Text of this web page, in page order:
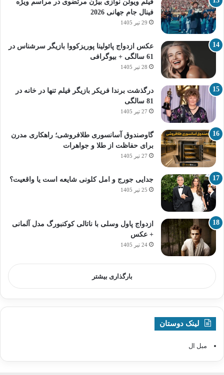
فیلم ویولن نوازی بیژن مرتضوی در مراسم ویژه
فینال جام جهانی 2026
29 تیر 1405
عکس ازدواج پائولینا پوریزکووا بازیگر سرشناس در
61 سالگی + بیوگرافی
28 تیر 1405
درگذشت برندا فریکر بازیگر فیلم تنها در خانه در
81 سالگی
27 تیر 1405
گاوصندوق آسانسوری طلافروشی؛ راهکاری مدرن
برای حفاظت از طلا و جواهرات
27 تیر 1405
جدایی جورج و امل کلونی شایعه است یا واقعیت؟
25 تیر 1405
ازدواج پاول وسلی با ناتالی کوکنبورگ مدل آلمانی
+ عکس
24 تیر 1405
بارگذاری بیشتر
لینک دوستان
مبل ال